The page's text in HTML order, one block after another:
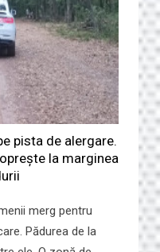
pista de alergare.
la marginea
merg pentru
Pădurea de la